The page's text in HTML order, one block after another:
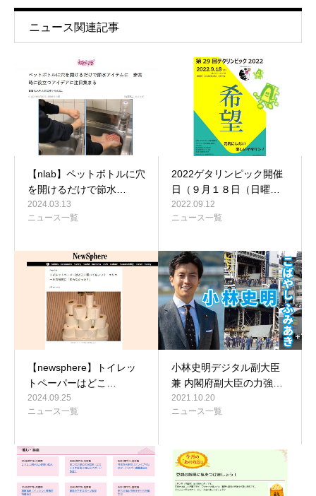
ニュース関連記事
【nlab】ペットボトルに穴
を開けるだけで節水…
2024.03.13
ニュース一覧
2022ゲタリンピック開催
日（９月１８日（日曜…
2022.09.12
ニュース一覧
【newsphere】トイレッ
トペーパーはどこ…
2024.09.25
ニュース一覧
小林史明デジタル副大臣
兼 内閣府副大臣の力強…
2021.10.20
ニュース一覧